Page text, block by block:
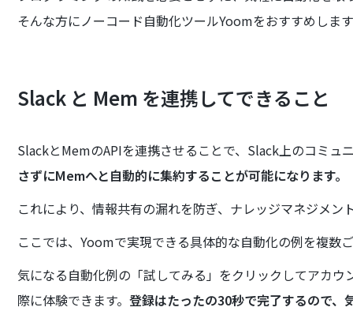
そんな方にノーコード自動化ツールYoomをおすすめしま
Slack と Mem を連携してできること
SlackとMemのAPIを連携させることで、Slack上のコミュ
さずにMemへと自動的に集約することが可能になります。
これにより、情報共有の漏れを防ぎ、ナレッジマネジメン
ここでは、Yoomで実現できる具体的な自動化の例を複数
気になる自動化例の「試してみる」をクリックしてアカ
際に体験できます。登録はたったの30秒で完了するので